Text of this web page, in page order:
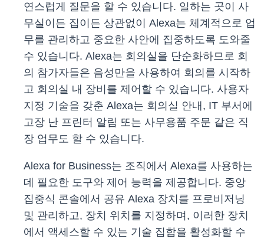
연스럽게 질문을 할 수 있습니다. 일하는 곳이 사
무실이든 집이든 상관없이 Alexa는 체계적으로 업
무를 관리하고 중요한 사안에 집중하도록 도와줄
수 있습니다. Alexa는 회의실을 단순화하므로 회
의 참가자들은 음성만을 사용하여 회의를 시작하
고 회의실 내 장비를 제어할 수 있습니다. 사용자
지정 기술을 갖춘 Alexa는 회의실 안내, IT 부서에
고장 난 프린터 알림 또는 사무용품 주문 같은 직
장 업무도 할 수 있습니다.
Alexa for Business는 조직에서 Alexa를 사용하는
데 필요한 도구와 제어 능력을 제공합니다. 중앙
집중식 콘솔에서 공유 Alexa 장치를 프로비저닝
및 관리하고, 장치 위치를 지정하며, 이러한 장치
에서 액세스할 수 있는 기술 집합을 활성화할 수